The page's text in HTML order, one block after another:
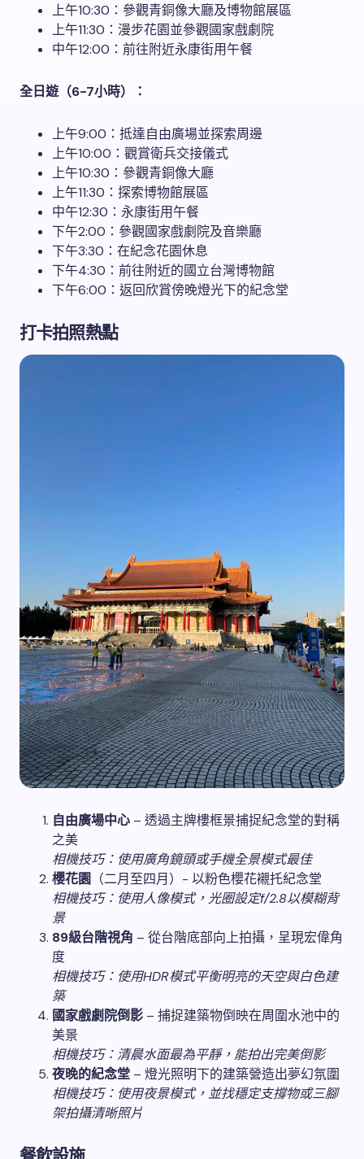
上午10:30：參觀青銅像大廳及博物館展區
上午11:30：漫步花園並參觀國家戲劇院
中午12:00：前往附近永康街用午餐
全日遊（6-7小時）：
上午9:00：抵達自由廣場並探索周邊
上午10:00：觀賞衛兵交接儀式
上午10:30：參觀青銅像大廳
上午11:30：探索博物館展區
中午12:30：永康街用午餐
下午2:00：參觀國家戲劇院及音樂廳
下午3:30：在紀念花園休息
下午4:30：前往附近的國立台灣博物館
下午6:00：返回欣賞傍晚燈光下的紀念堂
打卡拍照熱點
自由廣場中心 – 透過主牌樓框景捕捉紀念堂的對稱
之美
相機技巧：使用廣角鏡頭或手機全景模式最佳
櫻花園 （二月至四月）- 以粉色櫻花襯托紀念堂
相機技巧：使用人像模式，光圈設定f/2.8以模糊背
景
89級台階視角 – 從台階底部向上拍攝，呈現宏偉角
度
相機技巧：使用HDR模式平衡明亮的天空與白色建
築
國家戲劇院倒影 – 捕捉建築物倒映在周圍水池中的
美景
相機技巧：清晨水面最為平靜，能拍出完美倒影
夜晚的紀念堂 – 燈光照明下的建築營造出夢幻氛圍
相機技巧：使用夜景模式，並找穩定支撐物或三腳
架拍攝清晰照片